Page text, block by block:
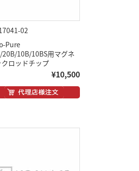
02
Pure
20B/10B/10BS用マグネ
クロッドチップ
¥10,500